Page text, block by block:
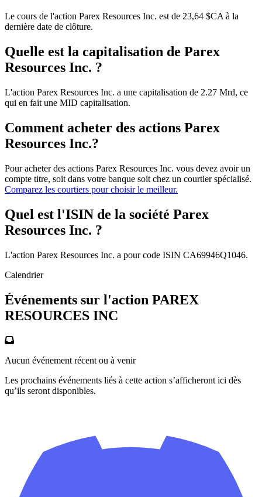
Le cours de l'action Parex Resources Inc. est de 23,64 $CA à la
dernière date de clôture.
Quelle est la capitalisation de Parex
Resources Inc. ?
L'action Parex Resources Inc. a une capitalisation de 2.27 Mrd, ce
qui en fait une MID capitalisation.
Comment acheter des actions Parex
Resources Inc.?
Pour acheter des actions Parex Resources Inc. vous devez avoir un
compte titre, soit dans votre banque soit chez un courtier spécialisé.
Comparez les courtiers pour choisir le meilleur.
Quel est l'ISIN de la société Parex
Resources Inc. ?
L'action Parex Resources Inc. a pour code ISIN CA69946Q1046.
Calendrier
Événements sur l'action PAREX
RESOURCES INC
Aucun événement récent ou à venir
Les prochains événements liés à cette action s’afficheront ici dès
qu’ils seront disponibles.